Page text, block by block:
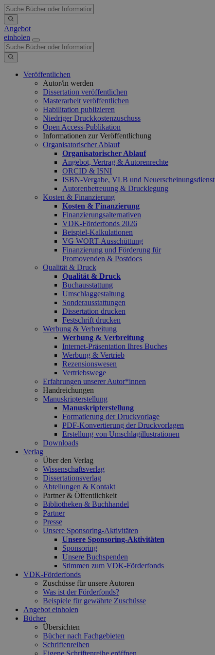
Angebot
einholen
Veröffentlichen
Autor/in werden
Dissertation veröffentlichen
Masterarbeit veröffentlichen
Habilitation publizieren
Niedriger Druckkostenzuschuss
Open Access-Publikation
Informationen zur Veröffentlichung
Organisatorischer Ablauf
Organisatorischer Ablauf
Angebot, Vertrag & Autorenrechte
ORCID & ISNI
ISBN-Vergabe, VLB und Neuerscheinungsdienst
Autorenbetreuung & Drucklegung
Kosten & Finanzierung
Kosten & Finanzierung
Finanzierungsalternativen
VDK-Förderfonds 2026
Beispiel-Kalkulationen
VG WORT-Ausschüttung
Finanzierung und Förderung für
Promovenden & Postdocs
Qualität & Druck
Qualität & Druck
Buchausstattung
Umschlaggestaltung
Sonderausstattungen
Dissertation drucken
Festschrift drucken
Werbung & Verbreitung
Werbung & Verbreitung
Internet-Präsentation Ihres Buches
Werbung & Vertrieb
Rezensionswesen
Vertriebswege
Erfahrungen unserer Autor*innen
Handreichungen
Manuskripterstellung
Manuskripterstellung
Formatierung der Druckvorlage
PDF-Konvertierung der Druckvorlagen
Erstellung von Umschlagillustrationen
Downloads
Verlag
Über den Verlag
Wissenschaftsverlag
Dissertationsverlag
Abteilungen & Kontakt
Partner & Öffentlichkeit
Bibliotheken & Buchhandel
Partner
Presse
Unsere Sponsoring-Aktivitäten
Unsere Sponsoring-Aktivitäten
Sponsoring
Unsere Buchspenden
Stimmen zum VDK-Förderfonds
VDK-Förderfonds
Zuschüsse für unsere Autoren
Was ist der Förderfonds?
Beispiele für gewährte Zuschüsse
Angebot einholen
Bücher
Übersichten
Bücher nach Fachgebieten
Schriftenreihen
Eigene Schriftenreihe eröffnen